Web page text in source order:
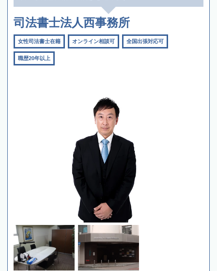
司法書士法人西事務所
女性司法書士在籍 オンライン相談可 全国出張対応可
職歴20年以上